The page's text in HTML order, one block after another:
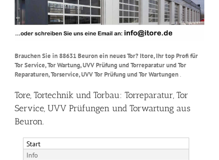
Brauchen Sie in 88631 Beuron ein neues Tor? Itore, Ihr top Profi für
Tor Service, Tor Wartung, UVV Prüfung und Torreparatur und Tor
Reparaturen, Torservice, UVV Tor Prüfung und Tor Wartungen.
Tore, Tortechnik und Torbau: Torreparatur, Tor
Service, UVV Prüfungen und Torwartung aus
Beuron.
Start
Info